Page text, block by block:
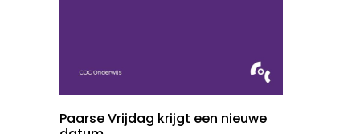
Paarse Vrijdag krijgt een nieuwe